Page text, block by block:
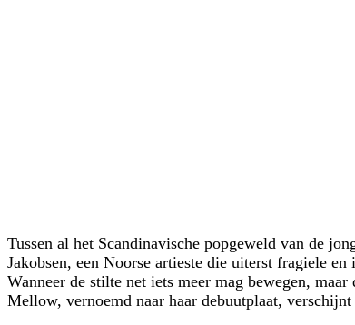
Tussen al het Scandinavische popgeweld van de
Jakobsen, een Noorse artieste die uiterst fragiele
Wanneer de stilte net iets meer mag bewegen,
Mellow, vernoemd naar haar debuutplaat, verschijnt